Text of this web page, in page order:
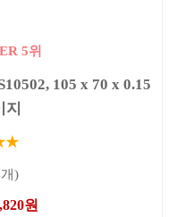
5위
105 x 70 x 0.15
지
)
원